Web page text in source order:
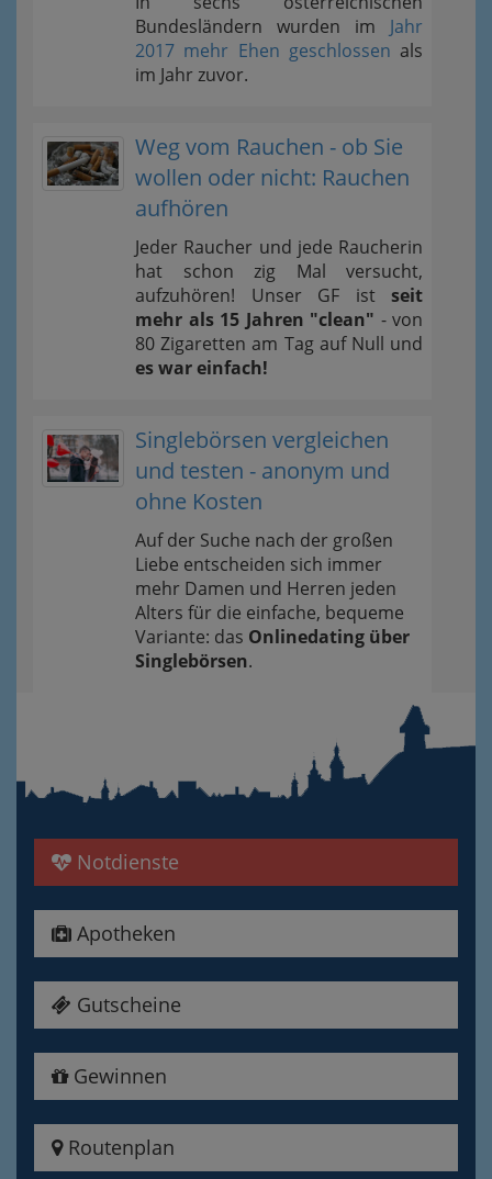
Bundesländern wurden im Jahr
2017 mehr Ehen geschlossen als
im Jahr zuvor.
Weg vom Rauchen - ob Sie
wollen oder nicht: Rauchen
aufhören
Jeder Raucher und jede Raucherin
hat schon zig Mal versucht,
aufzuhören! Unser GF ist seit
mehr als 15 Jahren "clean" - von
80 Zigaretten am Tag auf Null und
es war einfach!
Singlebörsen vergleichen
und testen - anonym und
ohne Kosten
Auf der Suche nach der großen
Liebe entscheiden sich immer
mehr Damen und Herren jeden
Alters für die einfache, bequeme
Variante: das Onlinedating über
Singlebörsen.
Notdienste
Apotheken
Gutscheine
Gewinnen
Routenplan